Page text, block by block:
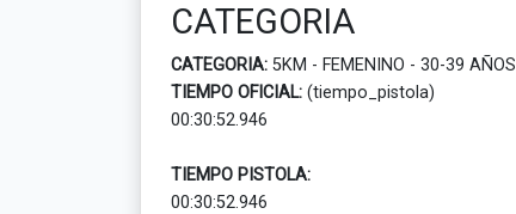
CATEGORIA
CATEGORIA: 5KM - FEMENINO - 30-39 AÑOS
TIEMPO OFICIAL: (tiempo_pistola)
00:30:52.946
TIEMPO PISTOLA:
00:30:52.946